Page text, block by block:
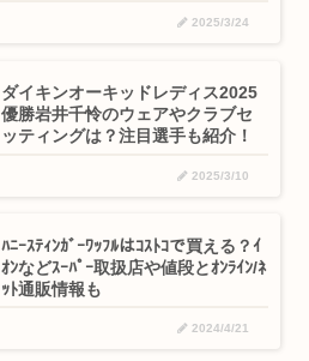
2025/3/24
ダイキンオーキッドレディス2025
優勝岩井千怜のウェアやクラブセ
ッティングは？注目選手も紹介！
2025/3/10
ﾊﾆｰｽﾃｨﾝｶﾞｰﾜｯﾌﾙはｺｽﾄｺで買える？ｲ
ｵﾝなどｽｰﾊﾟｰ取扱店や値段とｵﾝﾗｲﾝ/ﾈ
ｯﾄ通販情報も
2024/4/21